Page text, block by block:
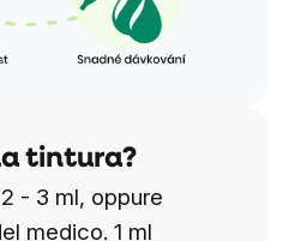
tintura?
- 3 ml, oppure
medico. 1 ml